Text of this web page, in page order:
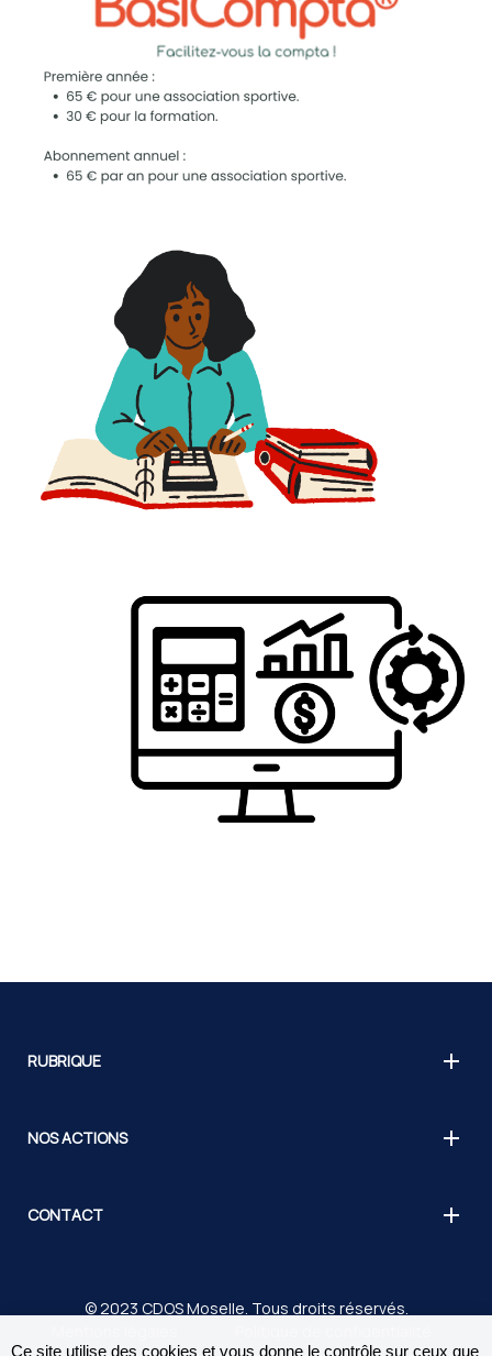
RUBRIQUE
NOS ACTIONS
CONTACT
© 2023 CDOS Moselle. Tous droits réservés.
Ce site utilise des cookies et vous donne le contrôle sur ceux que